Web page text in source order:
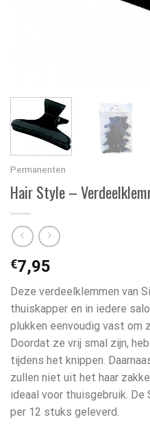
Permanenten
Hair Style –
€7,95
Deze verdeelklemmen van
thuiskapper en in iedere
plukken eenvoudig vast om
Doordat ze vrij smal zijn,
tijdens het knippen.
zullen niet uit het haar
ideaal voor thuisgebruik.
per 12 stuks geleverd.